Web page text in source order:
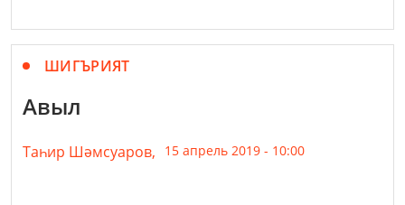
ШИГЪРИЯТ
Авыл
Таһир Шәмсуаров, 15 апрель 2019 - 10:00